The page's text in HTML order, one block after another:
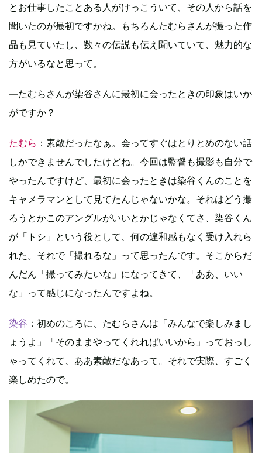
とお仕事したことある人がけっこういて、その人から話を
聞いたのが最初ですかね。もちろんたむらさんが撮った作
品も見ていたし、数々の伝説も伝え聞いていて、魅力的な
方がいるなと思って。
―たむらさんが染谷さんに最初に会ったときの印象はいか
がですか？
たむら ：素敵だったなぁ。会ってすぐはとりとめのない話
しかできませんでしたけどね。今回は監督も撮影も自分で
やったんですけど、最初に会ったときは染谷くんのことを
キャメラマンとして見てたんじゃないかな。それはどう撮
ろうとかこのアングルがいいとかじゃなくてさ、染谷くん
が「トシ」という役として、何の違和感もなく受け入れら
れた。それで「撮れるな」って思ったんです。そこからだ
んだん「撮ってみたいな」になってきて、「ああ、いい
な」って感じになったんですよね。
染谷 ：初めのころに、たむらさんは「みんなで楽しみまし
ょうよ」「そのままやってくれればいいから」っておっし
ゃってくれて、ああ素敵だなあって。それで実際、すごく
楽しめたので。